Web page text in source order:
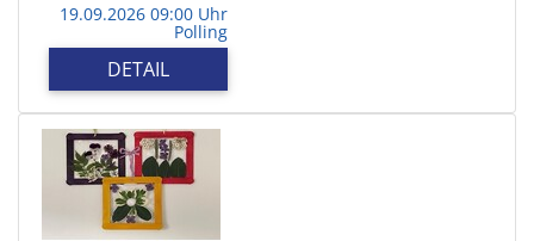
19.09.2026 09:00 Uhr
Polling
DETAIL